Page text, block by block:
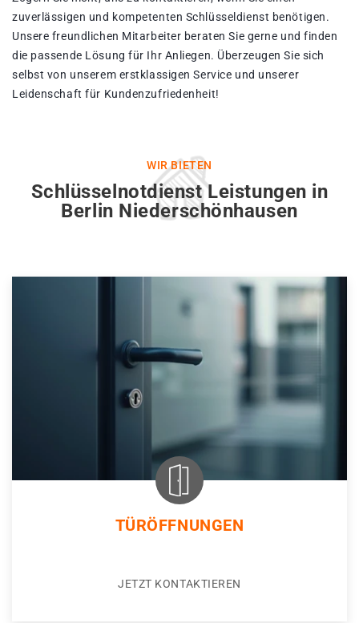
zuverlässigen und kompetenten Schlüsseldienst benötigen.
Unsere freundlichen Mitarbeiter beraten Sie gerne und finden
die passende Lösung für Ihr Anliegen. Überzeugen Sie sich
selbst von unserem erstklassigen Service und unserer
Leidenschaft für Kundenzufriedenheit!
WIR BIETEN
Schlüsselnotdienst Leistungen in
Berlin Niederschönhausen
TÜRÖFFNUNGEN
JETZT KONTAKTIEREN